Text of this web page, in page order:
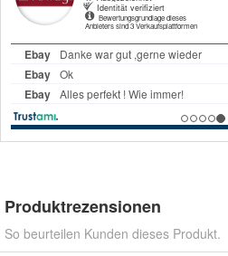
Produktrezensionen
So beurteilen Kunden dieses Produkt.